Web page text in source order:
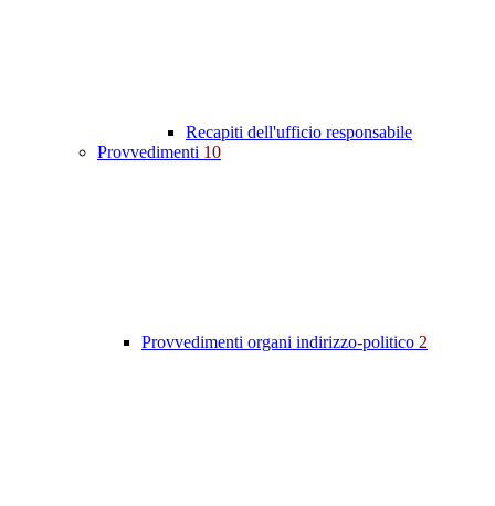
Recapiti dell'ufficio responsabile
Provvedimenti 10
Provvedimenti organi indirizzo-politico 2